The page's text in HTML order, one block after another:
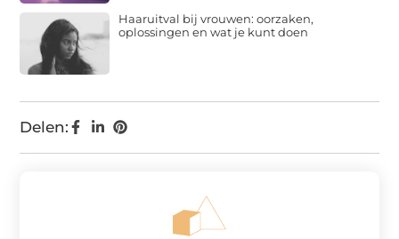
Delen:
Haaruitval bij vrouwen: oorzaken,
oplossingen en wat je kunt doen